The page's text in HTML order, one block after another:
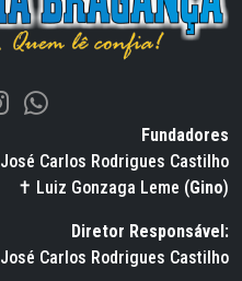
Fundadores
José Carlos Rodrigues Castilho
✝ Luiz Gonzaga Leme (Gino)
Diretor Responsável:
José Carlos Rodrigues Castilho